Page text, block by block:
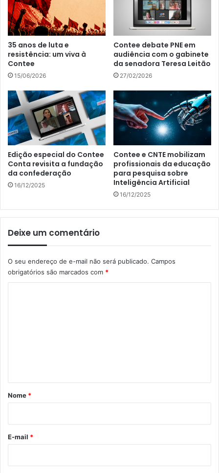
35 anos de luta e
resistência: um viva à
Contee
15/06/2026
Contee debate PNE em
audiência com o gabinete
da senadora Teresa Leitão
27/02/2026
Edição especial do Contee
Conta revisita a fundação
da confederação
16/12/2025
Contee e CNTE mobilizam
profissionais da educação
para pesquisa sobre
Inteligência Artificial
16/12/2025
Deixe um comentário
O seu endereço de e-mail não será publicado. Campos
obrigatórios são marcados com *
r
*
Nome *
E-mail *